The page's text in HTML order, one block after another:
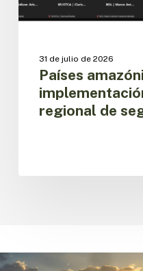
de
seguridad
31 de julio de 2026
Países
regional de